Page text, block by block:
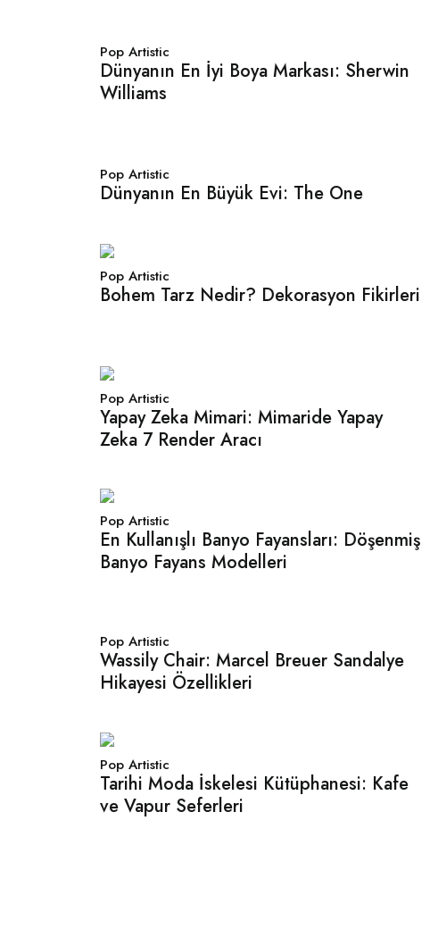
Pop Artistic
Dünyanın En İyi Boya Markası: Sherwin
Williams
Pop Artistic
Dünyanın En Büyük Evi: The One
Pop Artistic
Bohem Tarz Nedir? Dekorasyon Fikirleri
Pop Artistic
Yapay Zeka Mimari: Mimaride Yapay
Zeka 7 Render Aracı
Pop Artistic
En Kullanışlı Banyo Fayansları: Döşenmiş
Banyo Fayans Modelleri
Pop Artistic
Wassily Chair: Marcel Breuer Sandalye
Hikayesi Özellikleri
Pop Artistic
Tarihi Moda İskelesi Kütüphanesi: Kafe
ve Vapur Seferleri